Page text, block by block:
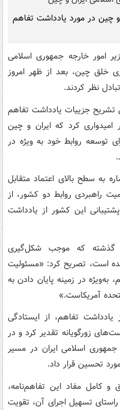
و چین در مورد یادداشت تفاهم
امور خارجه جمهوری اسلامی
خلق چین، بعد از ظهر امروز
نظر کردند.
تشریح جزییات یادداشت تفاهم
امیدواری کرد که ایران و چین
توسعه روابط خود به ویژه در
به سطح بالای اعتماد متقابل
راهبردی روابط دو کشور، از
این کشور از یادداشت
گذشته که موجب شکل‌گیری
است، تصریح کرد: «مسئولیت
در زمینه پایان دادن به
آمریکاست.»
یادداشت تفاهم، از ایستادگی
زورگویانه تقدیر کرد و در
اسلامی ایران در مسیر
تحسین قرار داد.
و کامل مفاد این تفاهم‌نامه،
تسهیل اجرای آن، تقویت